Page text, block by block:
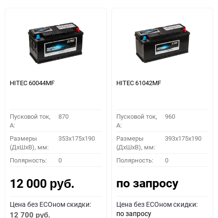
HITEC 60044MF
Пусковой ток,
A:
870
Размеры
(ДхШхВ), мм:
353x175x190
Полярность: 0
12 000 руб.
Цена без ECOном скидки:
12 700 руб.
HITEC 61042MF
Пусковой ток,
A:
960
Размеры
(ДхШхВ), мм:
393x175x190
Полярность: 0
по запросу
Цена без ECOном скидки:
по запросу